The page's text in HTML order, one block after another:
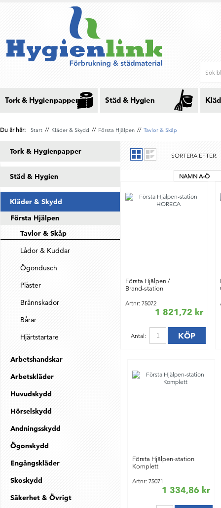
Tork & Hygienpapper Städ & Hygien
Du är här: Start // Kläder & Skydd // Första Hjälpen // Tavlor & Skåp
Tork & Hygienpapper
Städ & Hygien
Kläder & Skydd
Första Hjälpen
Tavlor & Skåp
Lådor & Kuddar
Ögondusch
Plåster
Brännskador
Bårar
Hjärtstartare
Arbetshandskar
Arbetskläder
Huvudskydd
Hörselskydd
Andningsskydd
Ögonskydd
Engångskläder
Skoskydd
Säkerhet & Övrigt
SORTERA EFTER:
NAMN A-Ö
Första Hjälpen /
Brand-station
Artnr: 75072
1 821,72 kr
Antal: KÖP
Första Hjälpen-station
Komplett
Artnr: 75071
1 334,86 kr